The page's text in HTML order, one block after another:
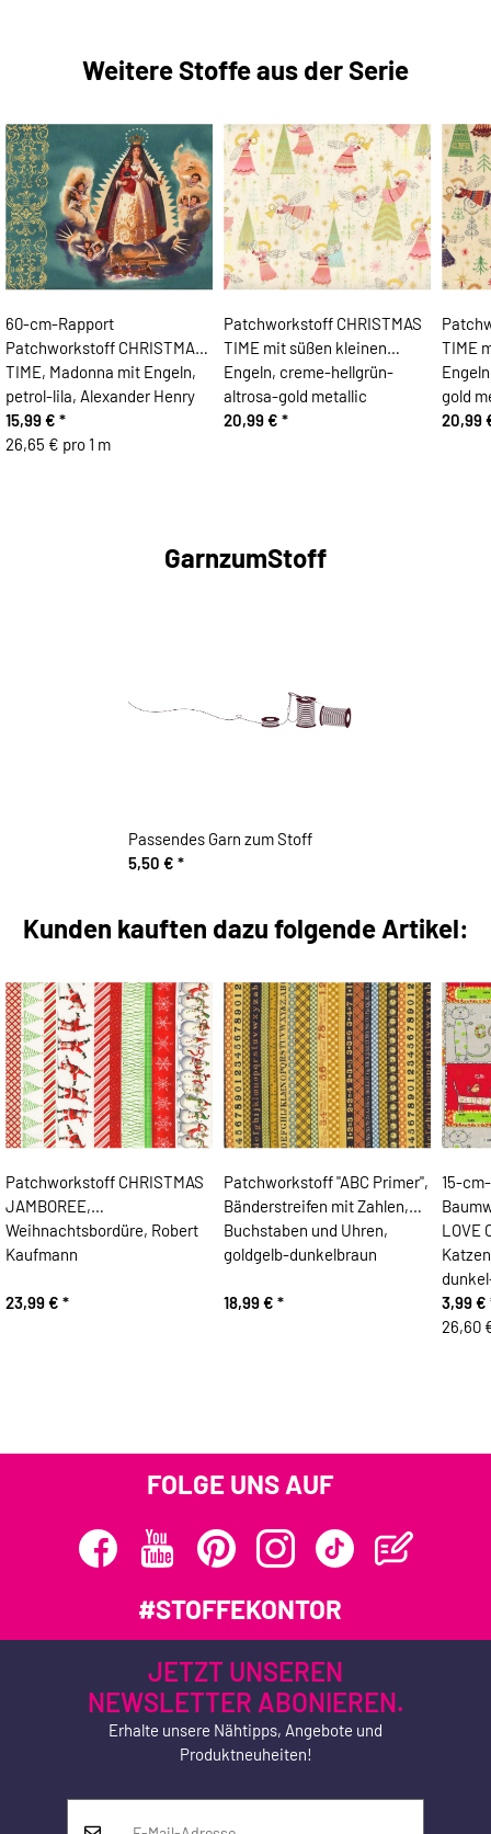
Weitere Stoffe aus der Serie
60-cm-Rapport
Patchworkstoff CHRISTMAS
TIME, Madonna mit Engeln,
petrol-lila, Alexander Henry
15,99 € *
26,65 € pro 1 m
Patchworkstoff CHRISTMAS
TIME mit süßen kleinen
Engeln, creme-hellgrün-
altrosa-gold metallic
20,99 € *
TIME
gold
20,99
GarnzumStoff
Passendes Garn zum Stoff
5,50 € *
Kunden kauften dazu folgende Artikel:
Patchworkstoff CHRISTMAS
JAMBOREE,
Weihnachtsbordüre, Robert
Kaufmann
23,99 € *
Patchworkstoff "ABC Primer",
Bänderstreifen mit Zahlen,
Buchstaben und Uhren,
goldgelb-dunkelbraun
18,99 € *
15-
LOVE
3,99 €
26,60
FOLGE UNS AUF
#STOFFEKONTOR
JETZT UNSEREN
NEWSLETTER ABONIEREN.
Erhalte unsere Nähtipps, Angebote und
Produktneuheiten!